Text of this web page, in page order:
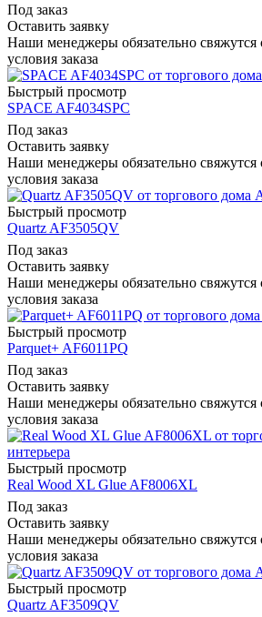
Под заказ
Оставить заявку
Наши менеджеры обязательно свяжутся
условия заказа
Быстрый просмотр
SPACE AF4034SPC
Под заказ
Оставить заявку
Наши менеджеры обязательно свяжутся
условия заказа
Быстрый просмотр
Quartz AF3505QV
Под заказ
Оставить заявку
Наши менеджеры обязательно свяжутся
условия заказа
Быстрый просмотр
Parquet+ AF6011PQ
Под заказ
Оставить заявку
Наши менеджеры обязательно свяжутся
условия заказа
Быстрый просмотр
Real Wood XL Glue AF8006XL
Под заказ
Оставить заявку
Наши менеджеры обязательно свяжутся
условия заказа
Быстрый просмотр
Quartz AF3509QV